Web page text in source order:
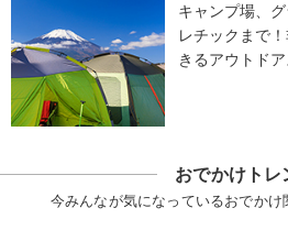
キャンプ場、
レチックまで
きるアウトド
おでかけトレ
今みんなが気になっているおでかけ